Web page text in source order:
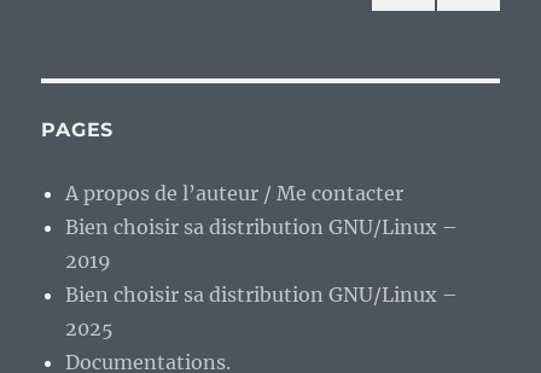
publications
CÉD ANT
PAGES
A propos de l’auteur / Me contacter
Bien choisir sa distribution GNU/Linux –
2019
Bien choisir sa distribution GNU/Linux –
2025
Documentations.